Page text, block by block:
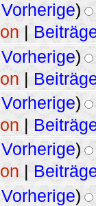
Vorherige)
Vorherige)
|
Vorherige)
|
Vorherige)
|
Vorherige)